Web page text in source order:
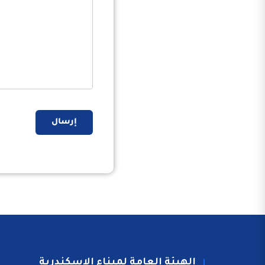
إرسال
الهيئة العامة لميناء الاسكندرية